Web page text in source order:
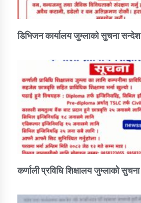
डिभिजन कार्यालय जुम्लाको सुचना सन्देश
कर्णाली प्रविधि शिक्षालय जुम्लाको सुचना